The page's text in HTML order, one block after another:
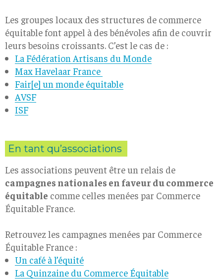
Les groupes locaux des structures de commerce
équitable font appel à des bénévoles afin de couvrir
leurs besoins croissants. C’est le cas de :
La Fédération Artisans du Monde
Max Havelaar France
Fair[e] un monde équitable
AVSF
ISF
En tant qu’associations
Les associations peuvent être un relais de
campagnes nationales en faveur du commerce
équitable comme celles menées par Commerce
Équitable France.
Retrouvez les campagnes menées par Commerce
Équitable France :
Un café à l’équité
La Quinzaine du Commerce Équitable